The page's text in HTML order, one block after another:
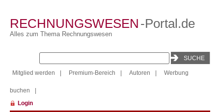
RECHNUNGSWESEN -Portal.de
Alles zum Thema Rechnungswesen
Mitglied werden Premium-Bereich Autoren Werbung
buchen
Login